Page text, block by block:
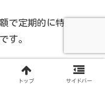
で定期的に特定のサ
す。
ス を利用でき、柔軟
トップ サイドバー